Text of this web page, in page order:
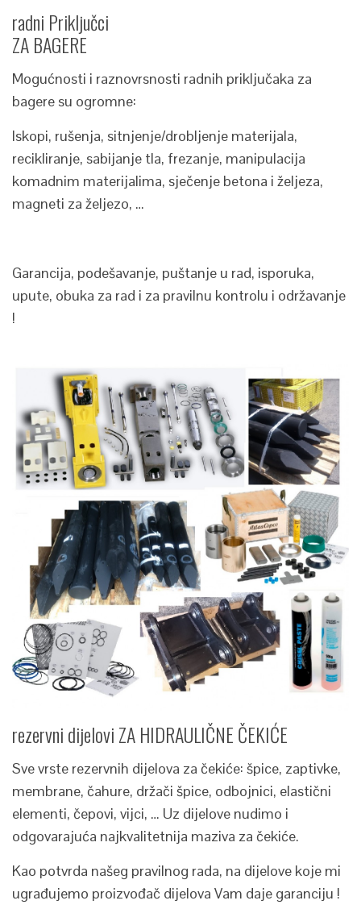
radni Priključci
ZA BAGERE
Mogućnosti i raznovrsnosti radnih priključaka za
bagere su ogromne:
Iskopi, rušenja, sitnjenje/drobljenje materijala,
recikliranje, sabijanje tla, frezanje, manipulacija
komadnim materijalima, sječenje betona i željeza,
magneti za željezo, …
Garancija, podešavanje, puštanje u rad, isporuka,
upute, obuka za rad i za pravilnu kontrolu i održavanje
!
rezervni dijelovi ZA HIDRAULIČNE ČEKIĆE
Sve vrste rezervnih dijelova za čekiće: špice, zaptivke,
membrane, čahure, držači špice, odbojnici, elastični
elementi, čepovi, vijci, … Uz dijelove nudimo i
odgovarajuća najkvalitetnija maziva za čekiće.
Kao potvrda našeg pravilnog rada, na dijelove koje mi
ugrađujemo proizvođač dijelova Vam daje garanciju !